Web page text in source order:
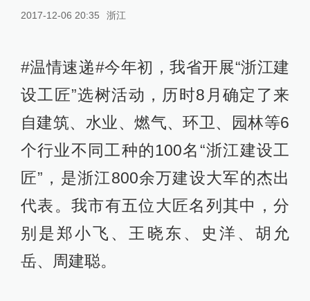
2017-12-06 20:35 浙江
#温情速递#今年初，我省开展“浙江建
设工匠”选树活动，历时8月确定了来
自建筑、水业、燃气、环卫、园林等6
个行业不同工种的100名“浙江建设工
匠”，是浙江800余万建设大军的杰出
代表。我市有五位大匠名列其中，分
别是郑小飞、王晓东、史洋、胡允
岳、周建聪。